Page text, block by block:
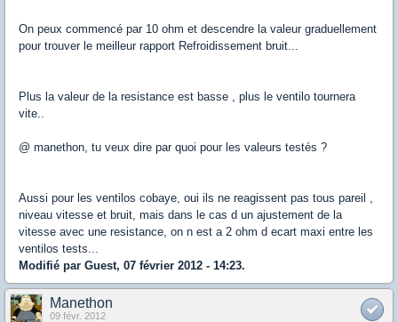
On peux commencé par 10 ohm et descendre la valeur graduellement
pour trouver le meilleur rapport Refroidissement bruit...
Plus la valeur de la resistance est basse , plus le ventilo tournera
vite..
@ manethon, tu veux dire par quoi pour les valeurs testés ?
Aussi pour les ventilos cobaye, oui ils ne reagissent pas tous pareil ,
niveau vitesse et bruit, mais dans le cas d un ajustement de la
vitesse avec une resistance, on n est a 2 ohm d ecart maxi entre les
ventilos tests...
Modifié par Guest, 07 février 2012 - 14:23.
Manethon
09 févr. 2012